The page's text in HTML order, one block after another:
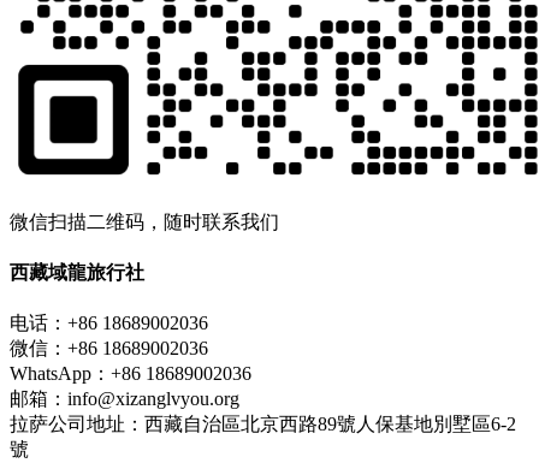
微信扫描二维码，随时联系我们
西藏域龍旅行社
电话：+86 18689002036
微信：+86 18689002036
WhatsApp：+86 18689002036
邮箱：info@xizanglvyou.org
拉萨公司地址：西藏自治區北京西路89號人保基地別墅區6-2
號